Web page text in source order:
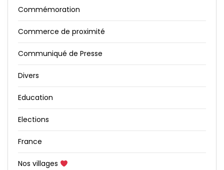
Commémoration
Commerce de proximité
Communiqué de Presse
Divers
Education
Elections
France
Nos villages